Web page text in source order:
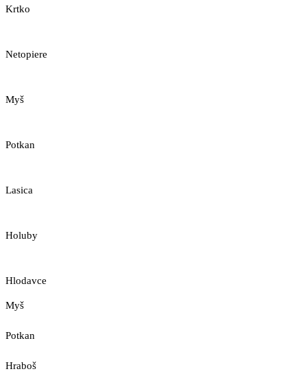
Krtko
Netopiere
Myš
Potkan
Lasica
Holuby
Hlodavce
Myš
Potkan
Hraboš